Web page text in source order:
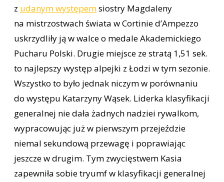
z udanym występemsiostry Magdaleny
na mistrzostwach świata w Cortinie d’Ampezzo
uskrzydliły ją w walce o medale Akademickiego
Pucharu Polski. Drugie miejsce ze stratą 1,51 sek.
to najlepszy występ alpejki z Łodzi w tym sezonie.
Wszystko to było jednak niczym w porównaniu
do występu Katarzyny Wąsek. Liderka klasyfikacji
generalnej nie dała żadnych nadziei rywalkom,
wypracowując już w pierwszym przejeździe
niemal sekundową przewagę i poprawiając
jeszcze w drugim. Tym zwycięstwem Kasia
zapewniła sobie tryumf w klasyfikacji generalnej